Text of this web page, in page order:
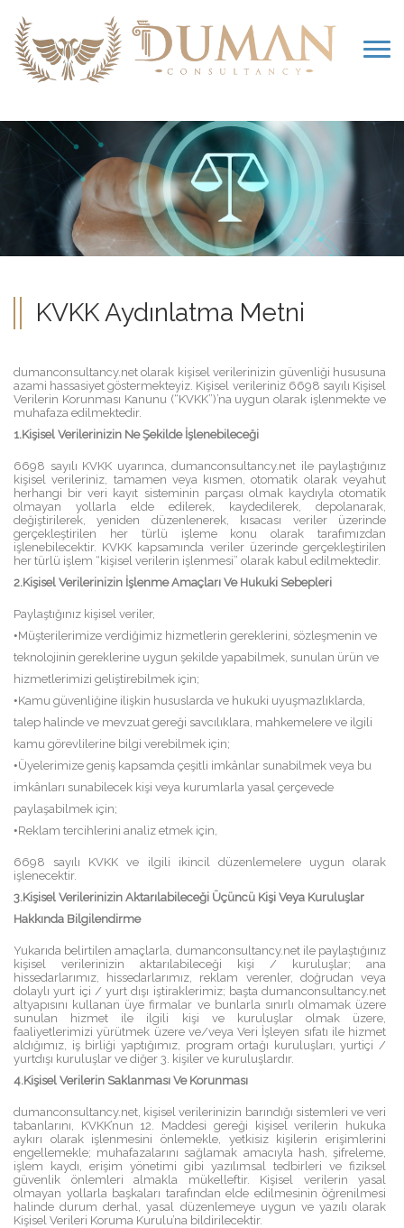
KVKK Aydınlatma Metni
dumanconsultancy.net olarak kişisel verilerinizin güvenliği hususuna
azami hassasiyet göstermekteyiz. Kişisel verileriniz 6698 sayılı Kişisel
Verilerin Korunması Kanunu (“KVKK”)’na uygun olarak işlenmekte ve
muhafaza edilmektedir.
1.Kişisel Verilerinizin Ne Şekilde İşlenebileceği
6698 sayılı KVKK uyarınca, dumanconsultancy.net ile paylaştığınız
kişisel verileriniz, tamamen veya kısmen, otomatik olarak veyahut
herhangi bir veri kayıt sisteminin parçası olmak kaydıyla otomatik
olmayan yollarla elde edilerek, kaydedilerek, depolanarak,
değiştirilerek, yeniden düzenlenerek, kısacası veriler üzerinde
gerçekleştirilen her türlü işleme konu olarak tarafımızdan
işlenebilecektir. KVKK kapsamında veriler üzerinde gerçekleştirilen
her türlü işlem “kişisel verilerin işlenmesi” olarak kabul edilmektedir.
2.Kişisel Verilerinizin İşlenme Amaçları Ve Hukuki Sebepleri
Paylaştığınız kişisel veriler,
•Müşterilerimize verdiğimiz hizmetlerin gereklerini, sözleşmenin ve
teknolojinin gereklerine uygun şekilde yapabilmek, sunulan ürün ve
hizmetlerimizi geliştirebilmek için;
•Kamu güvenliğine ilişkin hususlarda ve hukuki uyuşmazlıklarda,
talep halinde ve mevzuat gereği savcılıklara, mahkemelere ve ilgili
kamu görevlilerine bilgi verebilmek için;
•Üyelerimize geniş kapsamda çeşitli imkânlar sunabilmek veya bu
imkânları sunabilecek kişi veya kurumlarla yasal çerçevede
paylaşabilmek için;
•Reklam tercihlerini analiz etmek için,
6698 sayılı KVKK ve ilgili ikincil düzenlemelere uygun olarak
işlenecektir.
3.Kişisel Verilerinizin Aktarılabileceği Üçüncü Kişi Veya Kuruluşlar
Hakkında Bilgilendirme
Yukarıda belirtilen amaçlarla, dumanconsultancy.net ile paylaştığınız
kişisel verilerinizin aktarılabileceği kişi / kuruluşlar; ana
hissedarlarımız, hissedarlarımız, reklam verenler, doğrudan veya
dolaylı yurt içi / yurt dışı iştiraklerimiz; başta dumanconsultancy.net
altyapısını kullanan üye firmalar ve bunlarla sınırlı olmamak üzere
sunulan hizmet ile ilgili kişi ve kuruluşlar olmak üzere,
faaliyetlerimizi yürütmek üzere ve/veya Veri İşleyen sıfatı ile hizmet
aldığımız, iş birliği yaptığımız, program ortağı kuruluşları, yurtiçi /
yurtdışı kuruluşlar ve diğer 3. kişiler ve kuruluşlardır.
4.Kişisel Verilerin Saklanması Ve Korunması
dumanconsultancy.net, kişisel verilerinizin barındığı sistemleri ve veri
tabanlarını, KVKK’nun 12. Maddesi gereği kişisel verilerin hukuka
aykırı olarak işlenmesini önlemekle, yetkisiz kişilerin erişimlerini
engellemekle; muhafazalarını sağlamak amacıyla hash, şifreleme,
işlem kaydı, erişim yönetimi gibi yazılımsal tedbirleri ve fiziksel
güvenlik önlemleri almakla mükelleftir. Kişisel verilerin yasal
olmayan yollarla başkaları tarafından elde edilmesinin öğrenilmesi
halinde durum derhal, yasal düzenlemeye uygun ve yazılı olarak
Kişisel Verileri Koruma Kurulu’na bildirilecektir.